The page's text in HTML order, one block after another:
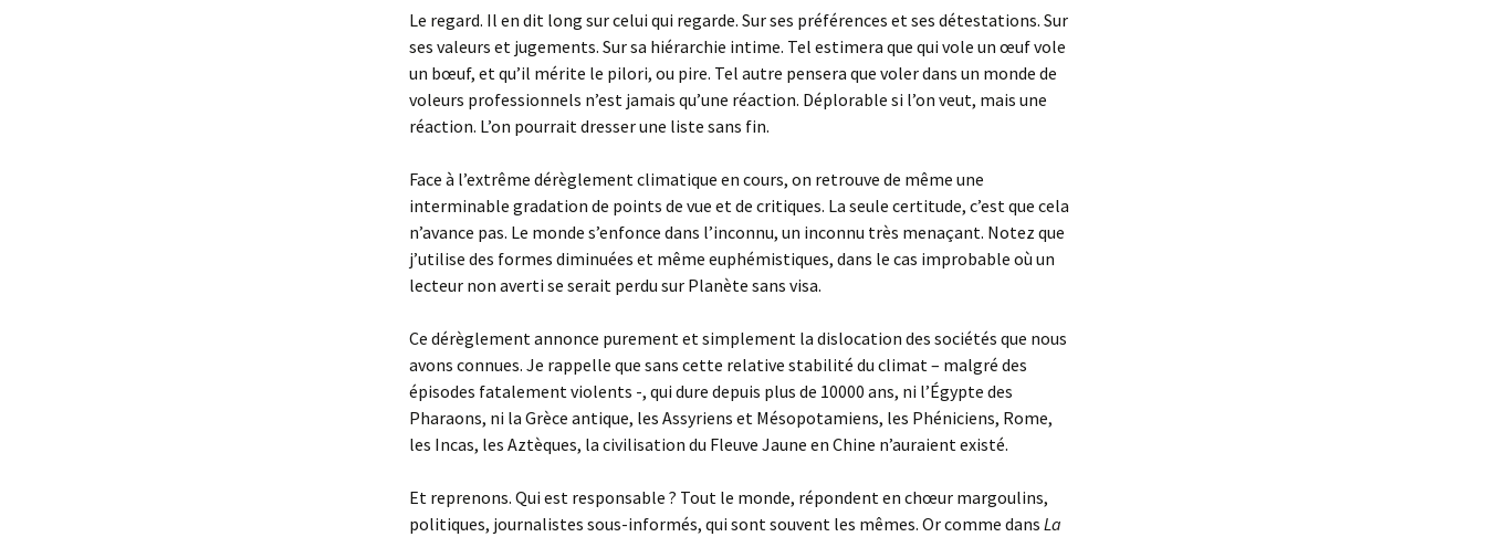
Le regard. Il en dit long sur celui qui regarde. Sur ses préférences et ses détestations. Sur
ses valeurs et jugements. Sur sa hiérarchie intime. Tel estimera que qui vole un œuf vole
un bœuf, et qu’il mérite le pilori, ou pire. Tel autre pensera que voler dans un monde de
voleurs professionnels n’est jamais qu’une réaction. Déplorable si l’on veut, mais une
réaction. L’on pourrait dresser une liste sans fin.
Face à l’extrême dérèglement climatique en cours, on retrouve de même une
interminable gradation de points de vue et de critiques. La seule certitude, c’est que cela
n’avance pas. Le monde s’enfonce dans l’inconnu, un inconnu très menaçant. Notez que
j’utilise des formes diminuées et même euphémistiques, dans le cas improbable où un
lecteur non averti se serait perdu sur Planète sans visa.
Ce dérèglement annonce purement et simplement la dislocation des sociétés que nous
avons connues. Je rappelle que sans cette relative stabilité du climat – malgré des
épisodes fatalement violents -, qui dure depuis plus de 10000 ans, ni l’Égypte des
Pharaons, ni la Grèce antique, les Assyriens et Mésopotamiens, les Phéniciens, Rome,
les Incas, les Aztèques, la civilisation du Fleuve Jaune en Chine n’auraient existé.
Et reprenons. Qui est responsable ? Tout le monde, répondent en chœur margoulins,
politiques, journalistes sous-informés, qui sont souvent les mêmes. Or comme dans La